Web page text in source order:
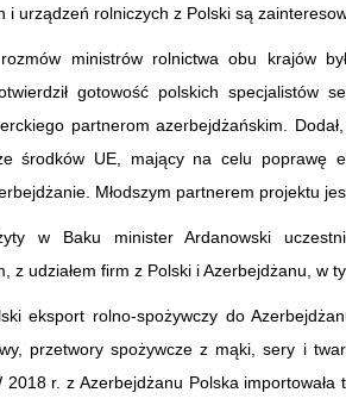
i urządzeń rolniczych z Polski są
ministrów rolnictwa obu krajów
gotowość polskich specjalistów
partnerom azerbejdżańskim.
środków UE, mający na celu poprawę
Młodszym partnerem projektu
w Baku minister Ardanowski
z udziałem firm z Polski i Azerbejdżanu, w
eksport rolno-spożywczy do
przetwory spożywcze z mąki, sery i
2018 r. z Azerbejdżanu Polska